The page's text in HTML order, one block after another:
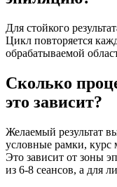
Для стойкого
Цикл повторяется
обрабатываемой
Сколько
это зависит?
Желаемый результат
условные рамки, курс
Это зависит от зоны
из 6-8 сеансов, а для